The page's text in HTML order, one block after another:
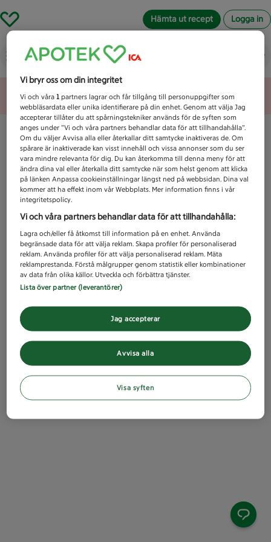
Hämta ut recept Logga in
Vad letar du efter idag?
Unknown error
Vi bryr oss om din integritet
Vi och våra1 partners lagrar och får tillgång till personuppgifter som
webbläsardata eller unika identifierare på din enhet. Genom att välja Jag
accepterar tillåter du att spårningstekniker används för de syften som
anges under ”Vi och våra partners behandlar data för att tillhandahålla”.
Om du väljer Avvisa alla eller återkallar ditt samtycke inaktiveras de. Om
spårare är inaktiverade kan visst innehåll och vissa annonser som du ser
vara mindre relevanta för dig. Du kan återkomma till denna meny för att
ändra dina val eller återkalla ditt samtycke när som helst genom att klicka
på länken Anpassa cookieinställningar längst ned på webbsidan. Dina val
kommer att ha effekt inom vår Webbplats. Mer information finns i vår
integritetspolicy.
Vi och våra partners behandlar data för att tillhandahålla:
Lagra och/eller få åtkomst till information på en enhet. Använda
begränsade data för att välja reklam. Skapa profiler för personaliserad
reklam. Använda profiler för att välja personaliserad reklam. Mäta
reklamprestanda. Förstå målgrupper genom statistik eller kombinationer
av data från olika källor. Utveckla och förbättra tjänster.
Lista över partner (leverantörer)
Avvisa alla
Jag accepterar
Visa syften